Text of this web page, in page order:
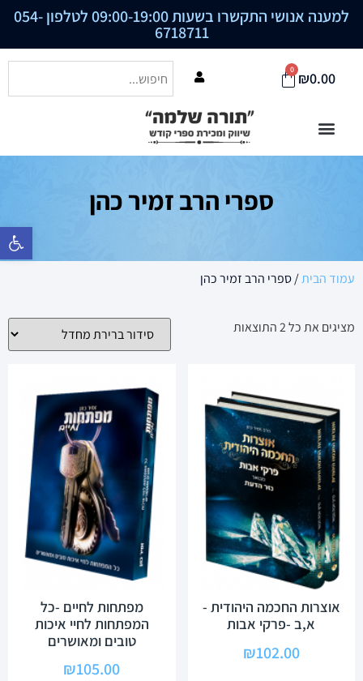
פתח סרגל
למענה אנושי התקשרו בשעות 09:00-19:00 לטלפון 054-
6718711
₪0.00
0
ספרי הרב זמיר כהן
עמוד הבית/ ספרי הרב זמיר כהן
מציגים את כל ⁦2⁩ התוצאות
אוצרות החכמה היהודית -
א,ב -פרקי אבות
₪102.00
מפתחות לחיים -כל
המפתחות לחיי איכות
טובים ומאושרים
₪105.00